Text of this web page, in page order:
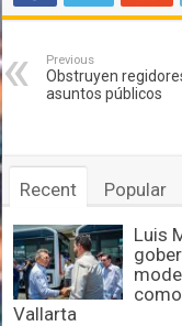
Previous
Obstruyen
asuntos públicos
Recent Popular
Luis
Vallarta